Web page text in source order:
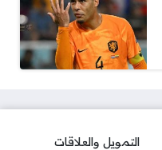
التمويل والعلاقات